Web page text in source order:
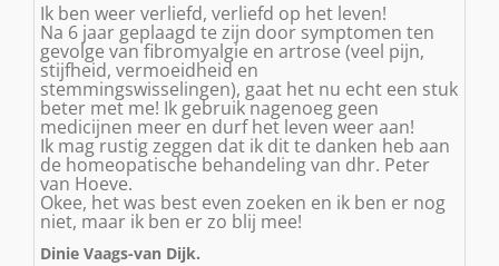
Ik ben weer verliefd, verliefd op het leven!
Na 6 jaar geplaagd te zijn door symptomen ten
gevolge van fibromyalgie en artrose (veel pijn,
stijfheid, vermoeidheid en
stemmingswisselingen), gaat het nu echt een stuk
beter met me! Ik gebruik nagenoeg geen
medicijnen meer en durf het leven weer aan!
Ik mag rustig zeggen dat ik dit te danken heb aan
de homeopatische behandeling van dhr. Peter
van Hoeve.
Okee, het was best even zoeken en ik ben er nog
niet, maar ik ben er zo blij mee!
Dinie Vaags-van Dijk.